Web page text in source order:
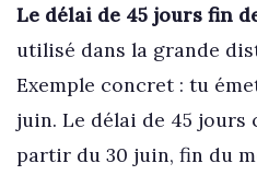
Le délai de 45 jours fin
utilisé dans la grande
Exemple concret : tu
juin. Le délai de 45 jours
partir du 30 juin, fin du